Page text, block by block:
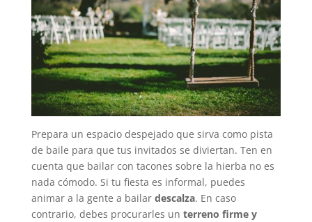
Prepara un espacio despejado que sirva como pista
de baile para que tus invitados se diviertan. Ten en
cuenta que bailar con tacones sobre la hierba no es
nada cómodo. Si tu fiesta es informal, puedes
animar a la gente a bailar descalza. En caso
contrario, debes procurarles un terreno firme y